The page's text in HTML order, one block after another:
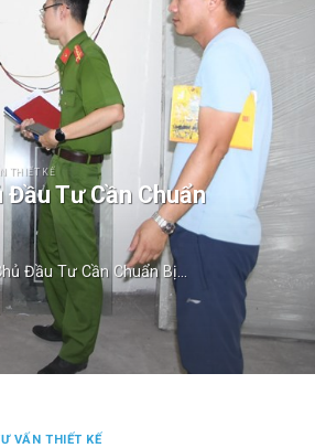
THIẾT KẾ
Đầu Tư Cần Chuẩn
Đầu Tư Cần Chuẩn Bị...
VẤN THIẾT KẾ